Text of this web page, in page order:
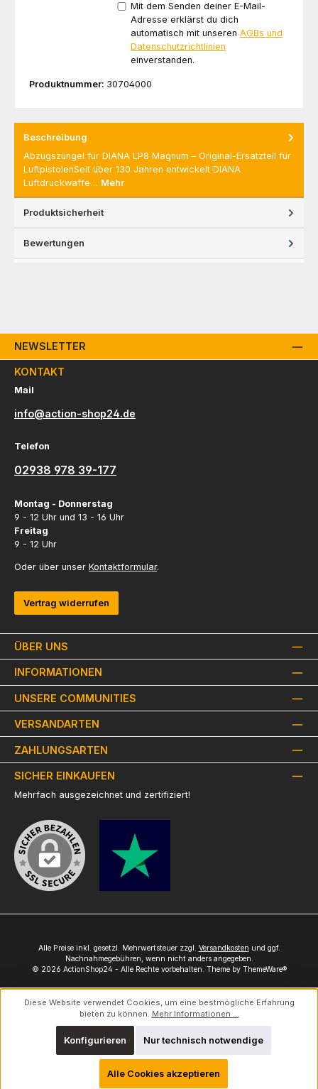
Mit dem Senden deiner E-Mail-
Adresse erklärst du dich
automatisch mit unserenAGBs und
Datenschutzrichtlinien
einverstanden.
Produktnummer: 30704000
Beschreibung
Abzugszüngel für DIANA LP8 Magnum – Original-Ersatzteil für
LuftpistolenSeit über 130 Jahren entwickelt DIANA
Luftdruckwaffe… Mehr
Produktsicherheit
Bewertungen
NEWSLETTER
ÜBER UNS
INFORMATIONEN
KONTAKT
Mail
info@action-shop24.de
Telefon
02938 978 39-177
Montag - Donnerstag
9 - 12 Uhr und 13 - 16 Uhr
Freitag
9 - 12 Uhr
Oder über unser Kontaktformular.
Vertrag widerrufen
UNSERE COMMUNITIES
VERSANDARTEN
ZAHLUNGSARTEN
SICHER EINKAUFEN
Mehrfach ausgezeichnet und zertifiziert!
Alle Preise inkl. gesetzl. Mehrwertsteuer zzgl. Versandkosten und ggf.
Nachnahmegebühren, wenn nicht anders angegeben.
© 2026 ActionShop24 - Alle Rechte vorbehalten. Theme by ThemeWare®
Diese Website verwendet Cookies, um eine bestmögliche Erfahrung
bieten zu können. Mehr Informationen ...
Nur technisch notwendige
Konfigurieren
Alle Cookies akzeptieren